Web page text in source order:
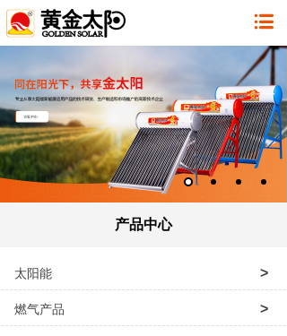
产品中心
太阳能 >
燃气产品 >